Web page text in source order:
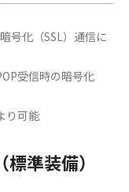
号化（SSL）通信に
受信時の暗号化
り可能
準装備）